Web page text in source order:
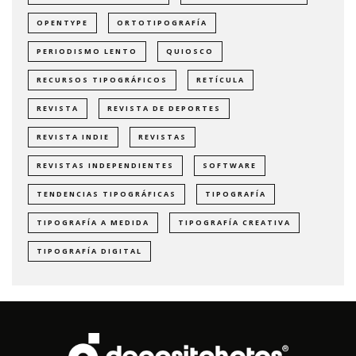
OPENTYPE ORTOTIPOGRAFÍA
PERIODISMO LENTO QUIOSCO
RECURSOS TIPOGRÁFICOS RETÍCULA
REVISTA REVISTA DE DEPORTES
REVISTA INDIE REVISTAS
REVISTAS INDEPENDIENTES SOFTWARE
TENDENCIAS TIPOGRÁFICAS TIPOGRAFÍA
TIPOGRAFÍA A MEDIDA TIPOGRAFÍA CREATIVA
TIPOGRAFÍA DIGITAL